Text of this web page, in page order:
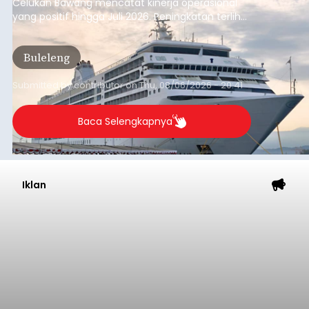
yang positif hingga Juli 2026. Peningkatan terlihat
dari arus kapal yang mencapai 1,48 juta Gross
Tonnage (GT), atau tumbuh 12,4 persen
dibandingkan periode yang sama tahun lalu
yang tercatat sebesar 1,32 juta GT.
Buleleng
Submitted bycontributoronThu, 08/06/2026 - 20:41
Baca Selengkapnya
Iklan